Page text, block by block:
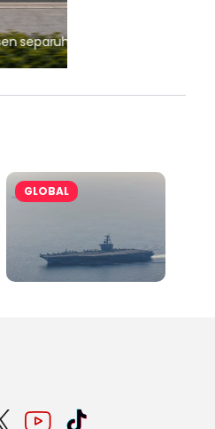
GLOBAL